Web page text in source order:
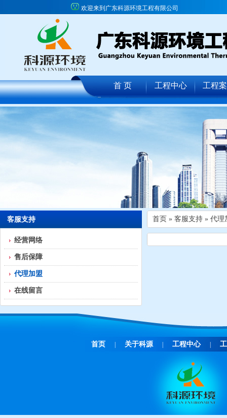
欢迎来到广东科源环境工程有限公司
首 页 工程中心 工程
客服支持
经营网络
售后保障
代理加盟
在线留言
首页 » 客服支持 » 代理
首页 关于科源 工程中心